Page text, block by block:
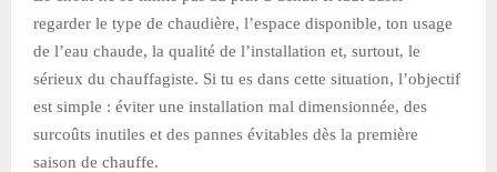
regarder le type de chaudière, l’espace disponible, ton usage
de l’eau chaude, la qualité de l’installation et, surtout, le
sérieux du chauffagiste. Si tu es dans cette situation, l’objectif
est simple : éviter une installation mal dimensionnée, des
surcoûts inutiles et des pannes évitables dès la première
saison de chauffe.